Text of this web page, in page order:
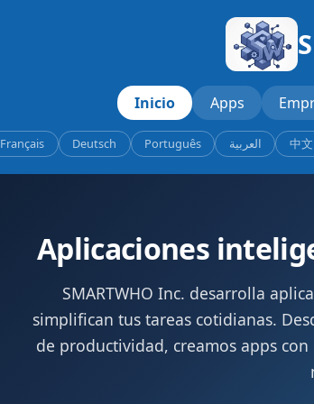
Inicio Apps
Français Deutsch Português العربية 中文
Aplicaciones
SMARTWHO Inc. desarrolla
simplifican tus tareas cotidianas.
de productividad, creamos apps